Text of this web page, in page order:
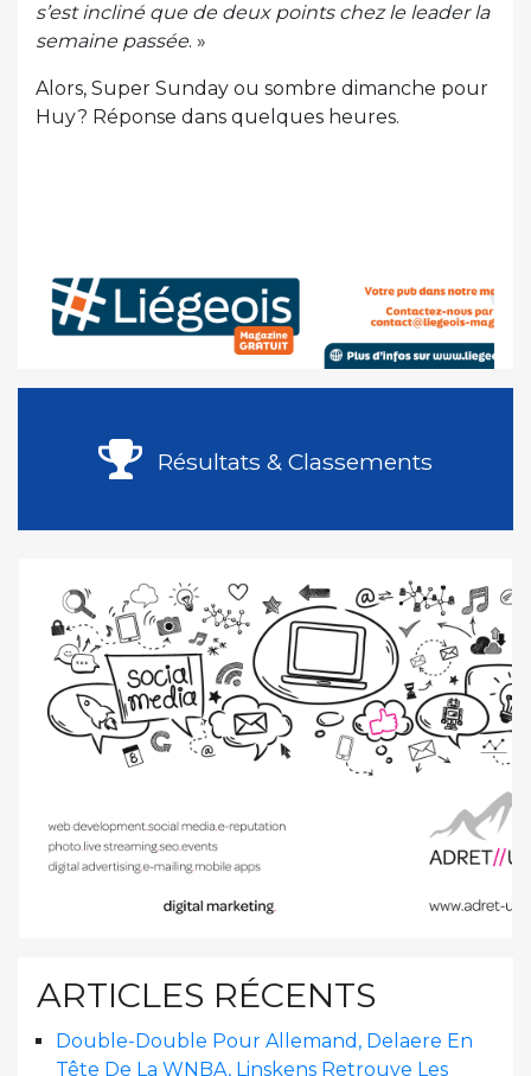
s’est incliné que de deux points chez le leader la
semaine passée. »
Alors, Super Sunday ou sombre dimanche pour
Huy? Réponse dans quelques heures.
Résultats & Classements
ARTICLES RÉCENTS
Double-Double Pour Allemand, Delaere En
Tête De La WNBA, Linskens Retrouve Les